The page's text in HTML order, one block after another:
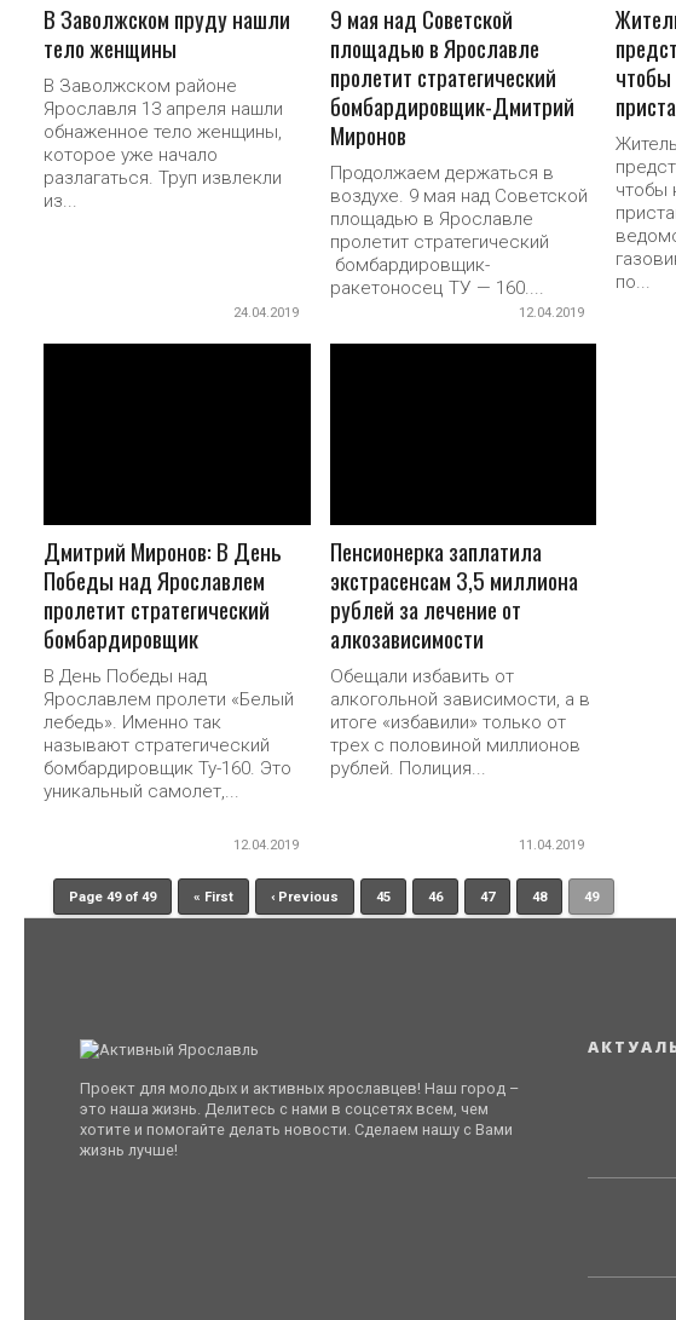
В Заволжском пруду нашли
тело женщины
В Заволжском районе
Ярославля 13 апреля нашли
обнаженное тело женщины,
которое уже начало
разлагаться. Труп извлекли
из...
24.04.2019
9 мая над Советской
площадью в Ярославле
пролетит стратегический
бомбардировщик-Дмитрий
Миронов
Продолжаем держаться в
воздухе. 9 мая над Советской
площадью в Ярославле
пролетит стратегический
бомбардировщик-
ракетоносец ТУ — 160....
12.04.2019
чтобы
чтобы
по...
Дмитрий Миронов: В День
Победы над Ярославлем
пролетит стратегический
бомбардировщик
В День Победы над
Ярославлем пролети «Белый
лебедь». Именно так
называют стратегический
бомбардировщик Ту-160. Это
уникальный самолет,...
12.04.2019
Пенсионерка заплатила
экстрасенсам 3,5 миллиона
рублей за лечение от
алкозависимости
Обещали избавить от
алкогольной зависимости, а в
итоге «избавили» только от
трех с половиной миллионов
рублей. Полиция...
11.04.2019
Page 49 of 49 « First ‹ Previous 45 46 47 48 49
Проект для молодых и активных ярославцев! Наш город –
это наша жизнь. Делитесь с нами в соцсетях всем, чем
хотите и помогайте делать новости. Сделаем нашу с Вами
жизнь лучше!